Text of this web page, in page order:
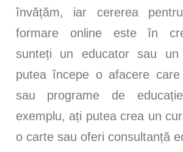
învățăm, iar cererea
formare online este în
sunteți un educator sau
putea începe o afacere
sau programe de
exemplu, ați putea crea un
o carte sau oferi consultanță